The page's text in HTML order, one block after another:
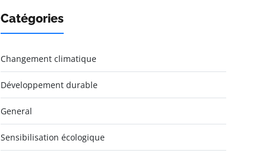
Catégories
Changement climatique
Développement durable
General
Sensibilisation écologique